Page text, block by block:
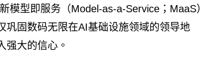
模型即服务（Model-as-a-Service；MaaS）
巩固数码无限在AI基础设施领域的领导地
强大的信心。